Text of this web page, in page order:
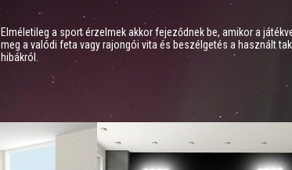
Elméletileg a sport érzelmek akkor fejeződnek be, amikor a
meg a valódi feta vagy rajongói vita és beszélgetés a használt
hibákról.